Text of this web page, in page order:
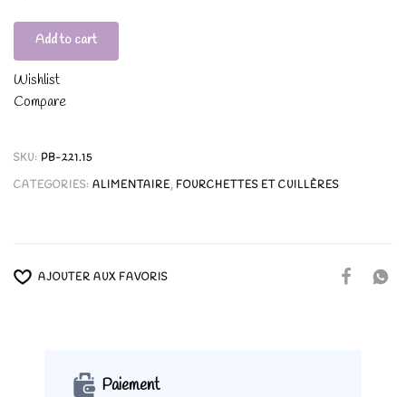
Add to cart
Wishlist
Compare
SKU: PB-221.15
CATEGORIES: ALIMENTAIRE, FOURCHETTES ET CUILLÈRES
AJOUTER AUX FAVORIS
Paiement